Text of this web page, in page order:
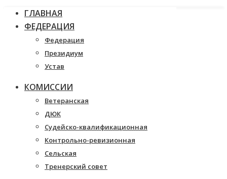
ГЛАВНАЯ
ФЕДЕРАЦИЯ
Федерация
Президиум
Устав
КОМИССИИ
Ветеранская
ДЮК
Судейско-квалификационная
Контрольно-ревизионная
Сельская
Тренерский совет